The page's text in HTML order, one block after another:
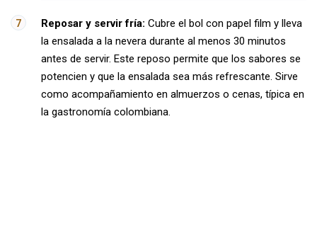
Reposar y servir fría: Cubre el bol con papel film y lleva
la ensalada a la nevera durante al menos 30 minutos
antes de servir. Este reposo permite que los sabores se
potencien y que la ensalada sea más refrescante. Sirve
como acompañamiento en almuerzos o cenas, típica en
la gastronomía colombiana.